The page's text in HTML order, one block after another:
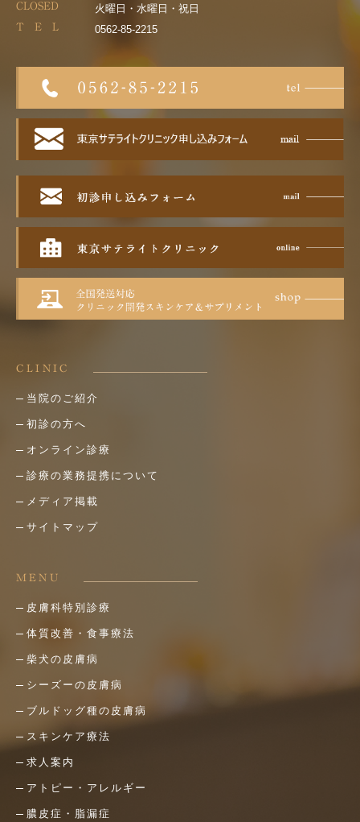
CLOSED 火曜日・水曜日・祝日
T E L 0562-85-2215
CLINIC
当院のご紹介
初診の方へ
オンライン診療
診療の業務提携について
メディア掲載
サイトマップ
MENU
皮膚科特別診療
体質改善・食事療法
柴犬の皮膚病
シーズーの皮膚病
ブルドッグ種の皮膚病
スキンケア療法
求人案内
アトピー・アレルギー
膿皮症・脂漏症